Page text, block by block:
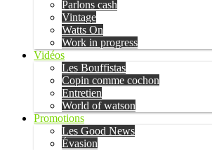
Parlons cash
Vintage
Watts On
Work in progress
Vidéos
Les Bouffistas
Copin comme cochon
Entretien
World of watson
Promotions
Les Good News
Évasion